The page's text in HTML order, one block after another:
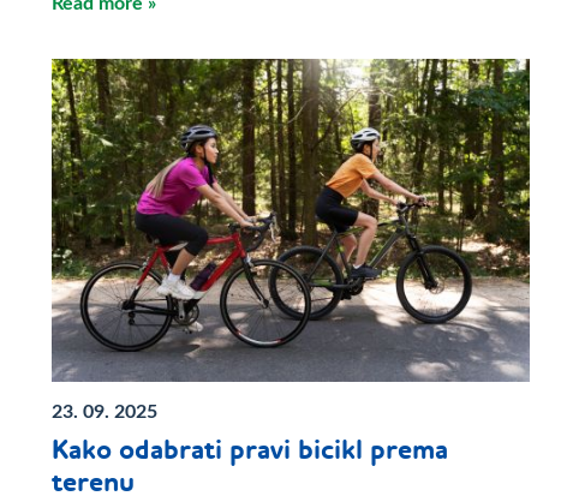
23. 09. 2025
Kako odabrati pravi bicikl prema
terenu